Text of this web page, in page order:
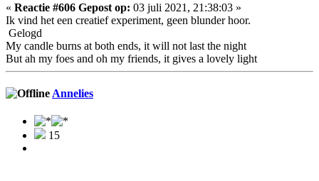
« Reactie #606 Gepost op: 03 juli 2021, 21:38:03 »
Ik vind het een creatief experiment, geen blunder hoor.
Gelogd
My candle burns at both ends, it will not last the night
But ah my foes and oh my friends, it gives a lovely light
Annelies
15